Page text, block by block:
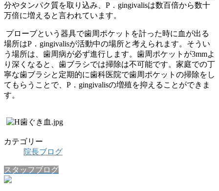
分やタンパク質を取り込み、P．gingivalisは数百倍から数十
万倍に増えると言われています。
プローブという器具で歯周ポケットを計った時に血が出る
場所はP．gingivalisが活動中の場所と考えられます。そうい
う場所は、歯周病が必ず進行します。歯周ポケットが3mmよ
り深くなると、歯ブラシでは掃除は不可能です。家庭での丁
寧な歯ブラシと定期的に歯科医院で歯周ポケットの掃除をし
てもらうことで、P．gingivalisの増殖を抑えることができま
す。
カテゴリー
院長ブログ
スタッフブログ